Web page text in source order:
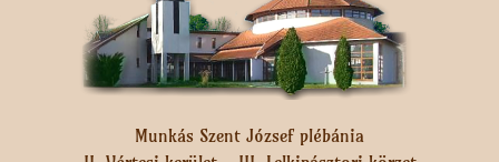
Munkás Szent József plébánia